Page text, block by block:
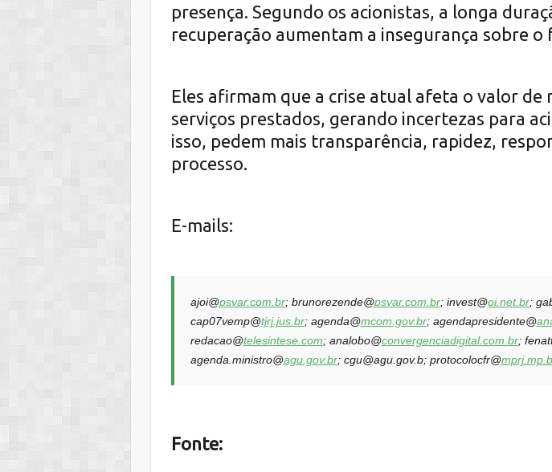
presença. Segundo os acionistas, a longa
recuperação aumentam a insegurança sobre
Eles afirmam que a crise atual afeta o valor
serviços prestados, gerando incertezas para
isso, pedem mais transparência, rapidez,
processo.
E-mails:
ajoi@psvar.com.br; brunorezende@psvar.com.br; invest@oi.net.br;
cap07vemp@tjrj.jus.br; agenda@mcom.gov.br; agendapresidente@
redacao@telesintese.com; analobo@convergenciadigital.com.br;
agenda.ministro@agu.gov.br; cgu@agu.gov.b; protocolocfr@
Fonte: